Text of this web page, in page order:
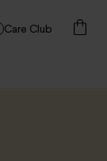
Care Club